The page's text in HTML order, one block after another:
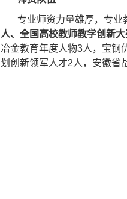
专业师资力量雄厚，专业
人、全国高校教师教学创新大
冶金教育年度人物3人，宝钢
划创新领军人才2人，安徽省